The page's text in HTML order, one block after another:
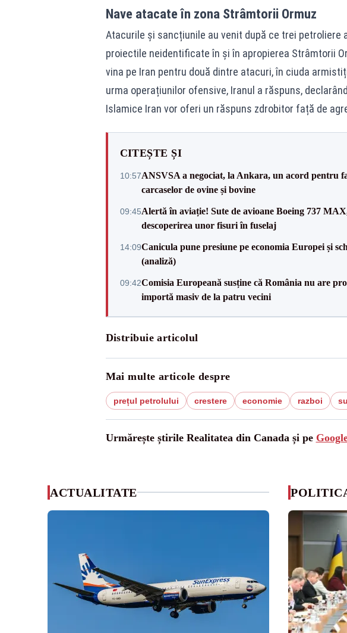
Nave atacate în zona Strâmtorii Ormuz
Atacurile și sancțiunile au venit după ce trei petroliere
proiectile neidentificate în și în apropierea Strâmtorii
vina pe Iran pentru două dintre atacuri, în ciuda
urma operațiunilor ofensive, Iranul a răspuns,
Islamice Iran vor oferi un răspuns zdrobitor față de
CITEȘTE ȘI
10:57ANSVSA a negociat, la Ankara, un acord pentru
carcaselor de ovine și bovine
09:45Alertă în aviație! Sute de avioane Boeing 737
descoperirea unor fisuri în fuselaj
14:09Canicula pune presiune pe economia Europei și
(analiză)
09:42Comisia Europeană susține că România nu are
importă masiv de la patru vecini
Distribuie articolul
Mai multe articole despre
prețul petrolului crestere economie razboi
Urmărește știrile Realitatea din Canada și pe
ACTUALITATE